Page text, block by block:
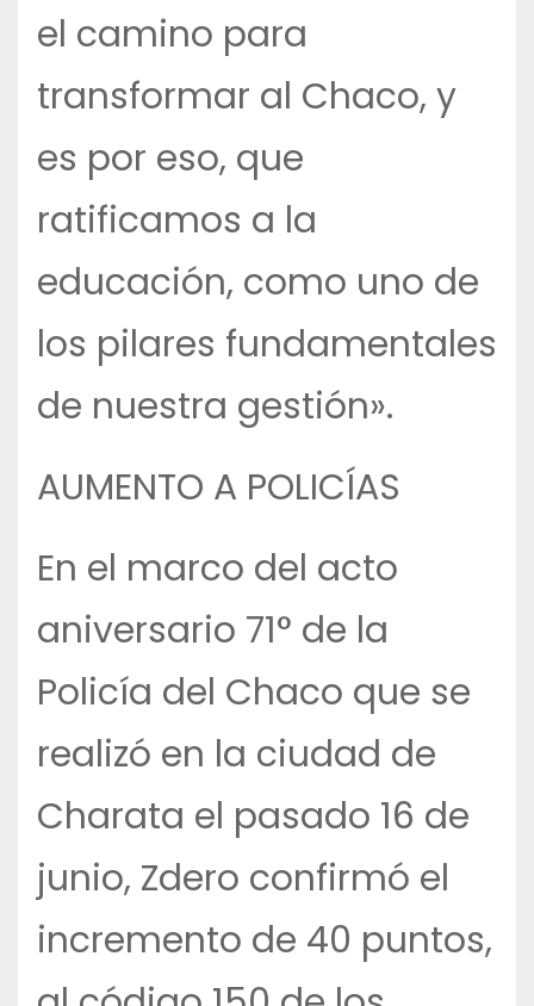
el camino para
transformar al Chaco, y
es por eso, que
ratificamos a la
educación, como uno de
los pilares fundamentales
de nuestra gestión».
AUMENTO A POLICÍAS
En el marco del acto
aniversario 71° de la
Policía del Chaco que se
realizó en la ciudad de
Charata el pasado 16 de
junio, Zdero confirmó el
incremento de 40 puntos,